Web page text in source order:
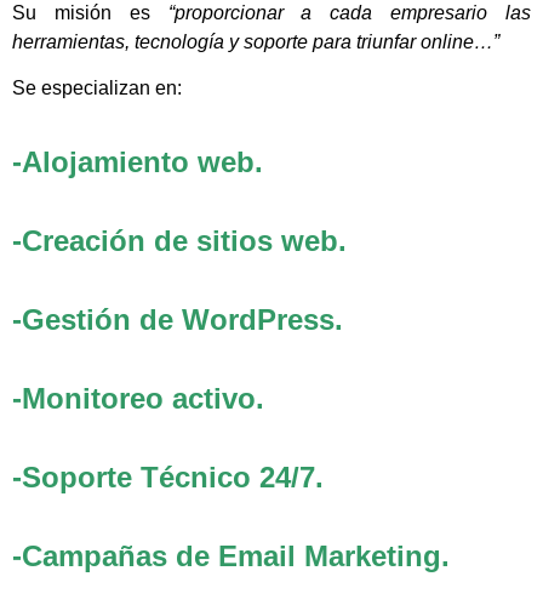
Su misión es “proporcionar a cada empresario las
herramientas, tecnología y soporte para triunfar online…”
Se especializan en:
-Alojamiento web.
-Creación de sitios web.
-Gestión de WordPress.
-Monitoreo activo.
-Soporte Técnico 24/7.
-Campañas de Email Marketing.